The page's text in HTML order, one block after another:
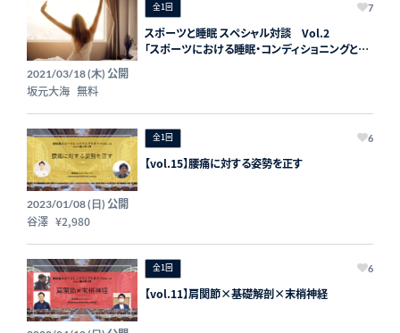
全1回 7
スポーツと睡眠 スペシャル対談 Vol.2
「スポーツにおける睡眠・コンディショニングと
2021/03/18 (木) 公開
坂元大海 無料
全1回 6
【vol.15】腰痛に対する姿勢を正す
2023/01/08 (日) 公開
谷澤 ¥2,980
全1回 6
【vol.11】肩関節×基礎解剖×末梢神経